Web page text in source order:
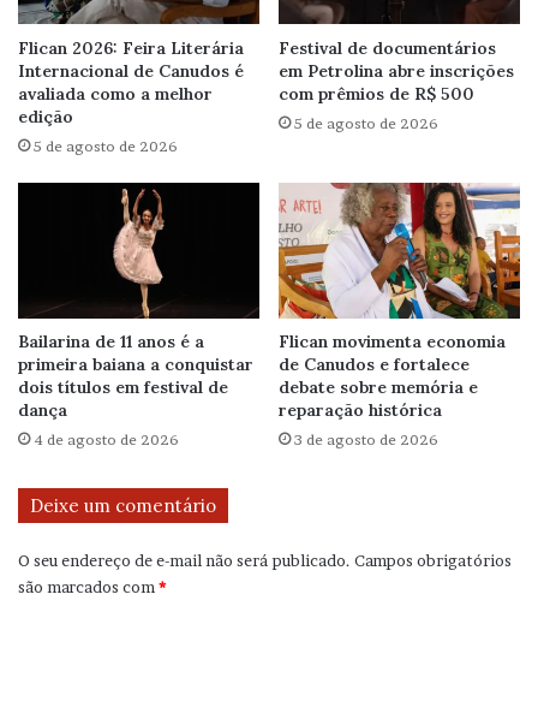
Flican 2026: Feira Literária
Internacional de Canudos é
avaliada como a melhor
edição
5 de agosto de 2026
Festival de documentários
em Petrolina abre inscrições
com prêmios de R$ 500
5 de agosto de 2026
Bailarina de 11 anos é a
primeira baiana a conquistar
dois títulos em festival de
dança
4 de agosto de 2026
Flican movimenta economia
de Canudos e fortalece
debate sobre memória e
reparação histórica
3 de agosto de 2026
Deixe um comentário
O seu endereço de e-mail não será publicado. Campos obrigatórios
são marcados com*